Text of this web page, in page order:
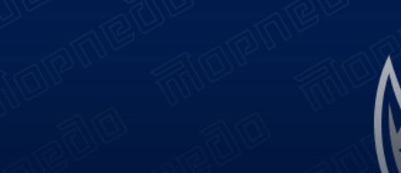
Текстовые
Фотобанк